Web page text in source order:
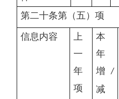
第二十条第（五）项
信息内容
上
一
年
项
本
年
增 /
减